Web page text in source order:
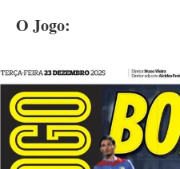
O Jogo: